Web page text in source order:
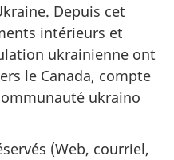
Depuis cet
intérieurs et
ukrainienne ont
le Canada, compte
ukraino
(Web, courriel,